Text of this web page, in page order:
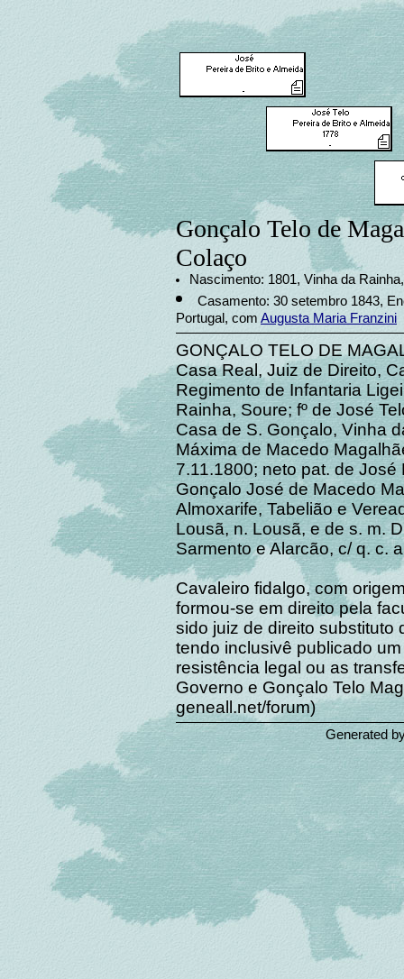
Gonçalo Telo de
Colaço
Nascimento: 1801, Vinha da
Casamento: 30 setembro 1843,
Portugal, com Augusta Maria Franzini
GONÇALO TELO DE
Casa Real, Juiz de Direito,
Regimento de Infantaria
Rainha, Soure; fº de José
Casa de S. Gonçalo, Vinha
Máxima de Macedo
7.11.1800; neto pat. de
Gonçalo José de Macedo
Almoxarife, Tabelião e
Lousã, n. Lousã, e de s. m.
Sarmento e Alarcão, c/ q. c.
Cavaleiro fidalgo, com
formou-se em direito pela
sido juiz de direito substituto
tendo inclusivê publicado
resistência legal ou as
Governo e Gonçalo Telo
geneall.net/forum)
Generated